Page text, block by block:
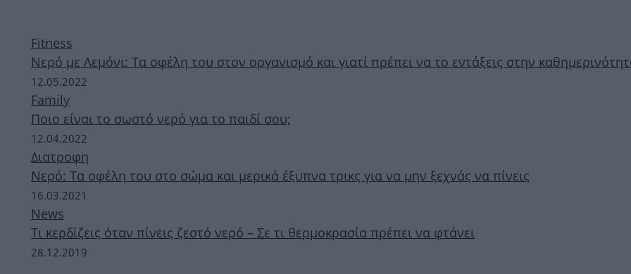
Fitness
Νερό με Λεμόνι: Τα οφέλη του στον οργανισμό και γιατί πρέπει να το εντάξεις στην
12.05.2022
Family
Ποιο είναι το σωστό νερό για το παιδί σου;
12.04.2022
Διατροφη
Νερό: Τα οφέλη του στο σώμα και μερικά έξυπνα τρικς για να μην ξεχνάς να πίνεις
16.03.2021
News
Τι κερδίζεις όταν πίνεις ζεστό νερό – Σε τι θερμοκρασία πρέπει να φτάνει
28.12.2019